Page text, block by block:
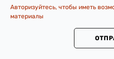
Авторизуйтесь, чтобы иметь
материалы